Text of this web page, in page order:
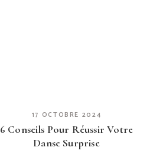
17 OCTOBRE 2024
6 Conseils Pour Réussir Votre
Danse Surprise